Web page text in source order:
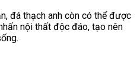
đá thạch anh còn có thể được
nội thất độc đáo, tạo nên